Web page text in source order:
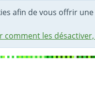
afin de vous offrir
comment les
DE LA PAGE
RECHERCHE